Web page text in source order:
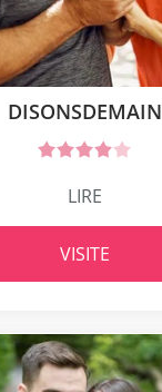
DISONSDEMAIN
LIRE
VISITE